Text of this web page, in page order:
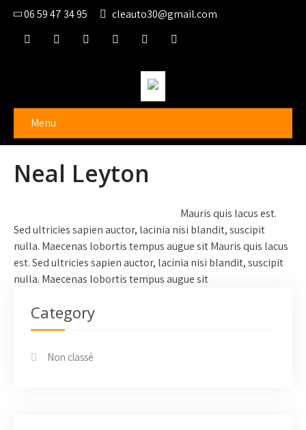
06 59 47 34 95 cleauto30@gmail.com
Menu
Neal Leyton
Mauris quis lacus est.
Sed ultricies sapien auctor, lacinia nisi blandit, suscipit
nulla. Maecenas lobortis tempus augue sit Mauris quis lacus
est. Sed ultricies sapien auctor, lacinia nisi blandit, suscipit
nulla. Maecenas lobortis tempus augue sit
Category
Non classé